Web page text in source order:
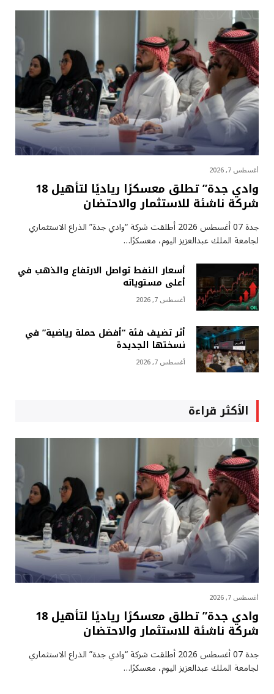
أغسطس 7, 2026
وادي جدة” تطلق معسكرًا رياديًا لتأهيل 18
شركة ناشئة للاستثمار والاحتضان
جدة 07 أغسطس 2026 أطلقت شركة “وادي جدة” الذراع الاستثماري
لجامعة الملك عبدالعزيز اليوم، معسكرًا…
أسعار النفط تواصل الارتفاع والذهب في
أعلى مستوياته
أغسطس 7, 2026
أثر تضيف فئة “أفضل حملة رياضية” في
نسختها الجديدة
أغسطس 7, 2026
الأكثر قراءة
أغسطس 7, 2026
وادي جدة” تطلق معسكرًا رياديًا لتأهيل 18
شركة ناشئة للاستثمار والاحتضان
جدة 07 أغسطس 2026 أطلقت شركة “وادي جدة” الذراع الاستثماري
لجامعة الملك عبدالعزيز اليوم، معسكرًا…